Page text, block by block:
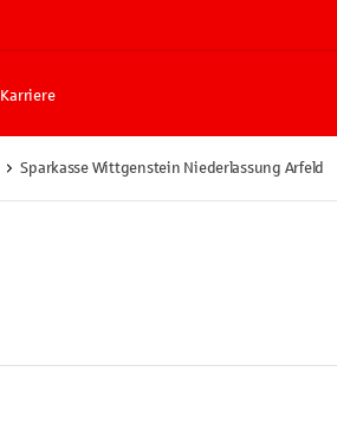
Karriere
Sparkasse Wittgenstein Niederlassung Arfeld